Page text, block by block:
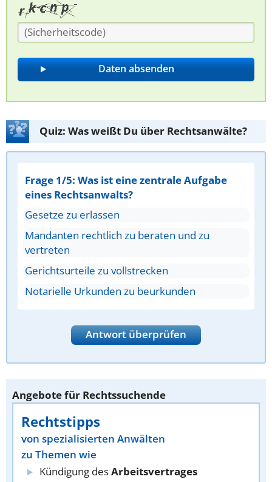
Quiz: Was weißt Du über Rechtsanwälte?
Frage 1/5: Was ist eine zentrale Aufgabe
eines Rechtsanwalts?
Gesetze zu erlassen
Mandanten rechtlich zu beraten und zu
vertreten
Gerichtsurteile zu vollstrecken
Notarielle Urkunden zu beurkunden
Antwort überprüfen
Angebote für Rechtssuchende
Rechtstipps
von spezialisierten Anwälten
zu Themen wie
Kündigung desArbeitsvertrages